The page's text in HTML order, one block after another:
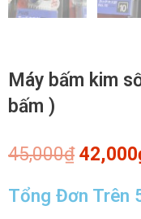
Máy bấm kim
bấm )
45,000₫ Giá
là:
42,000
Tổng Đơn Trên